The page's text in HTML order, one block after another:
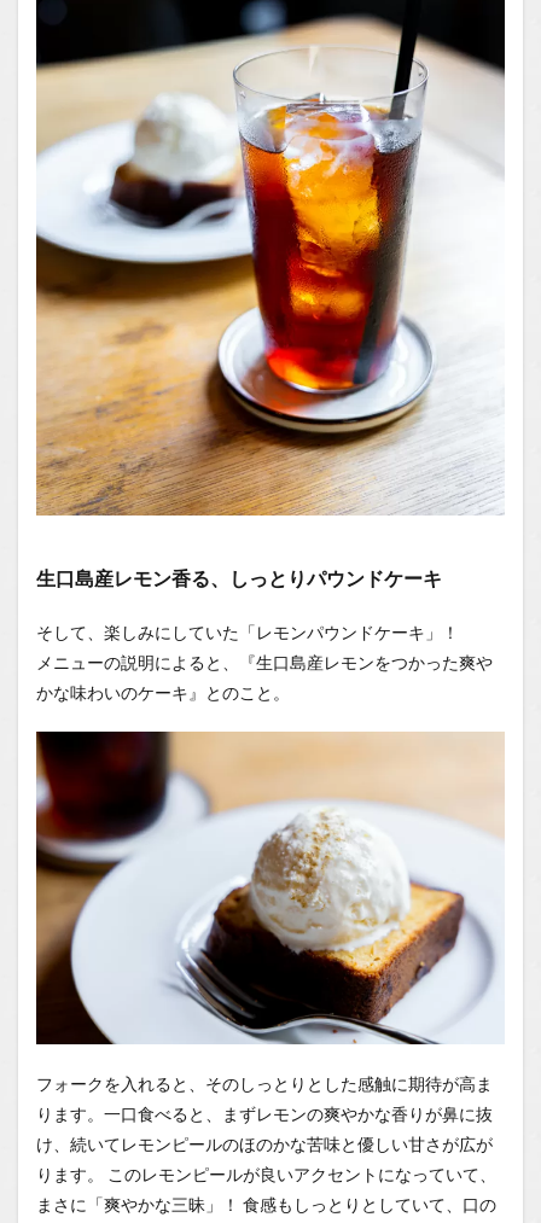
生口島産レモン香る、しっとりパウンドケーキ
そして、楽しみにしていた「レモンパウンドケーキ」！
メニューの説明によると、『生口島産レモンをつかった爽や
かな味わいのケーキ』とのこと。
フォークを入れると、そのしっとりとした感触に期待が高ま
ります。一口食べると、まずレモンの爽やかな香りが鼻に抜
け、続いてレモンピールのほのかな苦味と優しい甘さが広が
ります。 このレモンピールが良いアクセントになっていて、
まさに「爽やかな三昧」！ 食感もしっとりとしていて、口の